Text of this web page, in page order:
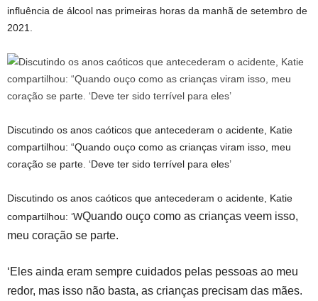
influência de álcool nas primeiras horas da manhã de setembro de
2021.
Discutindo os anos caóticos que antecederam o acidente, Katie
compartilhou: “Quando ouço como as crianças viram isso, meu
coração se parte. ‘Deve ter sido terrível para eles’
Discutindo os anos caóticos que antecederam o acidente, Katie
compartilhou: ‘WQuando ouço como as crianças veem isso,
meu coração se parte.
‘Eles ainda eram sempre cuidados pelas pessoas ao meu
redor, mas isso não basta, as crianças precisam das mães.